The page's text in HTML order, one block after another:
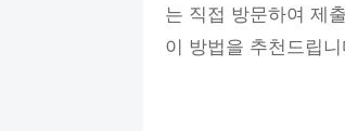
는 직접 방문하여 제
이 방법을 추천드립니